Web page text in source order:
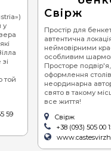
у
той
59
Свірж
Простір для
автентична
неймовірними
особливим
Просторе
оформлення
неординарна
свято в такому
все життя!
Свірж
+38 (093) 505 00